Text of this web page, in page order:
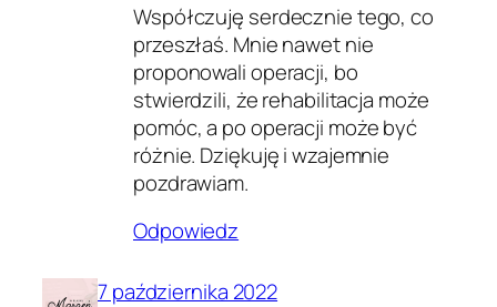
Współczuję serdecznie tego, co
przeszłaś. Mnie nawet nie
proponowali operacji, bo
stwierdzili, że rehabilitacja może
pomóc, a po operacji może być
różnie. Dziękuję i wzajemnie
pozdrawiam.
Odpowiedz
7 października 2022